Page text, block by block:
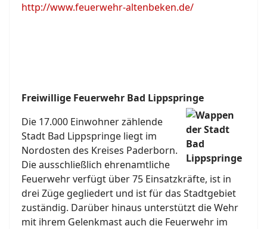
http://www.feuerwehr-altenbeken.de/
Freiwillige Feuerwehr Bad Lippspringe
Die 17.000 Einwohner zählende
Stadt Bad Lippspringe liegt im
Nordosten des Kreises Paderborn.
Die ausschließlich ehrenamtliche
Feuerwehr verfügt über 75 Einsatzkräfte, ist in
drei Züge gegliedert und ist für das Stadtgebiet
zuständig. Darüber hinaus unterstützt die Wehr
mit ihrem Gelenkmast auch die Feuerwehr im